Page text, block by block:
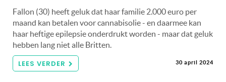
Fallon (30) heeft geluk dat haar familie 2.000 euro per
maand kan betalen voor cannabisolie - en daarmee kan
haar heftige epilepsie onderdrukt worden - maar dat geluk
hebben lang niet alle Britten.
LEES VERDER 30 april 2024